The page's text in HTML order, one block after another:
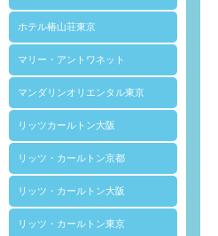
ホテル椿山荘東京
マリー・アントワネット
マンダリンオリエンタル東京
リッツカールトン大阪
リッツ・カールトン京都
リッツ・カールトン大阪
リッツ・カールトン東京